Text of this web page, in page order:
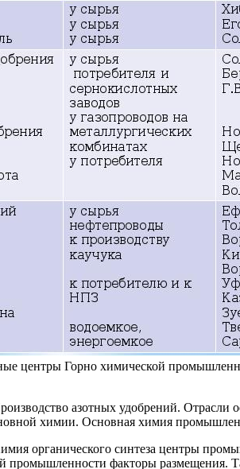
центры Горно химической
химии. Основная химия